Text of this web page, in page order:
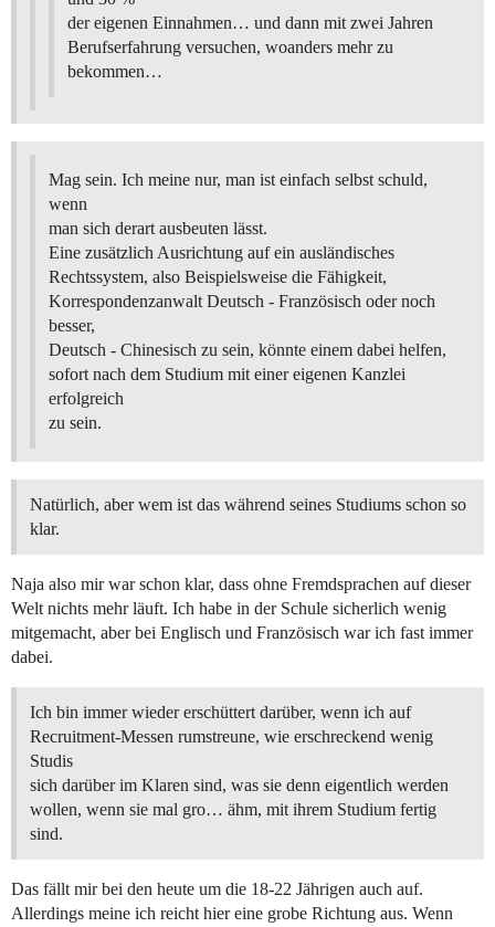
der eigenen Einnahmen… und dann mit zwei Jahren
Berufserfahrung versuchen, woanders mehr zu
bekommen…
Mag sein. Ich meine nur, man ist einfach selbst schuld,
wenn
man sich derart ausbeuten lässt.
Eine zusätzlich Ausrichtung auf ein ausländisches
Rechtssystem, also Beispielsweise die Fähigkeit,
Korrespondenzanwalt Deutsch - Französisch oder noch
besser,
Deutsch - Chinesisch zu sein, könnte einem dabei helfen,
sofort nach dem Studium mit einer eigenen Kanzlei
erfolgreich
zu sein.
Natürlich, aber wem ist das während seines Studiums schon so
klar.
Naja also mir war schon klar, dass ohne Fremdsprachen auf dieser
Welt nichts mehr läuft. Ich habe in der Schule sicherlich wenig
mitgemacht, aber bei Englisch und Französisch war ich fast immer
dabei.
Ich bin immer wieder erschüttert darüber, wenn ich auf
Recruitment-Messen rumstreune, wie erschreckend wenig
Studis
sich darüber im Klaren sind, was sie denn eigentlich werden
wollen, wenn sie mal gro… ähm, mit ihrem Studium fertig
sind.
Das fällt mir bei den heute um die 18-22 Jährigen auch auf.
Allerdings meine ich reicht hier eine grobe Richtung aus. Wenn